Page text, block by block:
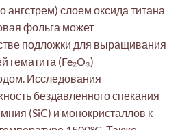
ангстрем) слоем оксида титана
фольга может
подложки для выращивания
гематита (Fe₂O₃)
Исследования
бездавленного спекания
(SiC) и монокристаллов к